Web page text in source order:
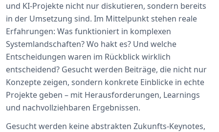
und KI-Projekte nicht nur diskutieren, sondern bereits
in der Umsetzung sind. Im Mittelpunkt stehen reale
Erfahrungen: Was funktioniert in komplexen
Systemlandschaften? Wo hakt es? Und welche
Entscheidungen waren im Rückblick wirklich
entscheidend? Gesucht werden Beiträge, die nicht nur
Konzepte zeigen, sondern konkrete Einblicke in echte
Projekte geben – mit Herausforderungen, Learnings
und nachvollziehbaren Ergebnissen.
Gesucht werden keine abstrakten Zukunfts-Keynotes,